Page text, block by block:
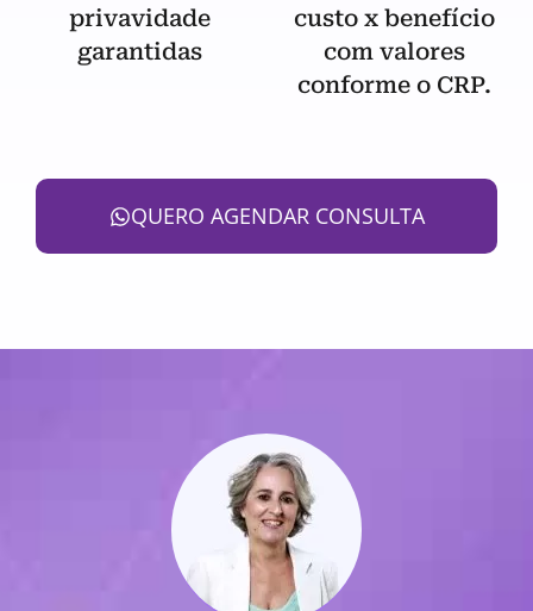
privavidade
garantidas
custo x benefício
com valores
conforme o CRP.
QUERO AGENDAR CONSULTA